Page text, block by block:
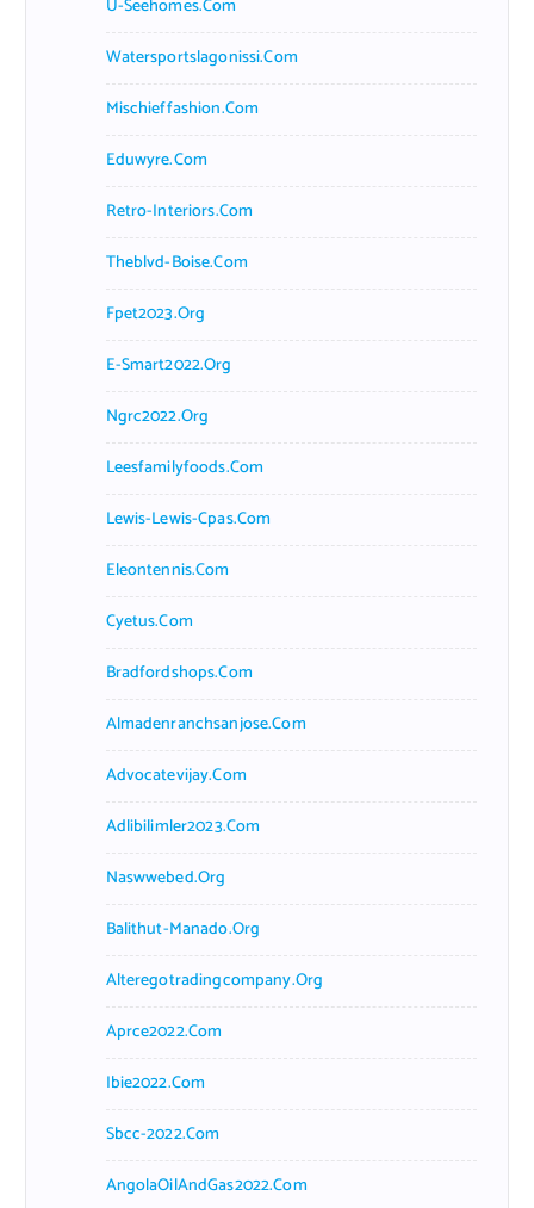
U-Seehomes.com
Watersportslagonissi.com
Mischieffashion.com
Eduwyre.com
Retro-Interiors.com
Theblvd-Boise.com
Fpet2023.org
E-Smart2022.org
Ngrc2022.org
Leesfamilyfoods.com
Lewis-Lewis-Cpas.com
Eleontennis.com
Cyetus.com
Bradfordshops.com
Almadenranchsanjose.com
Advocatevijay.com
Adlibilimler2023.com
Naswwebed.org
Balithut-Manado.org
Alteregotradingcompany.org
Aprce2022.com
Ibie2022.com
Sbcc-2022.com
AngolaOilAndGas2022.com